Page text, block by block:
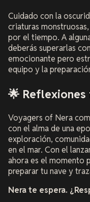
Cuidado con la
criaturas
por el tiempo. A
deberás superarlas
emocionante pero
equipo y la
🌟 Reflexiones
Voyagers of Nera
con el alma de una
exploración,
en el mar. Con el
ahora es el momento
preparar tu nave y
Nera te espera.